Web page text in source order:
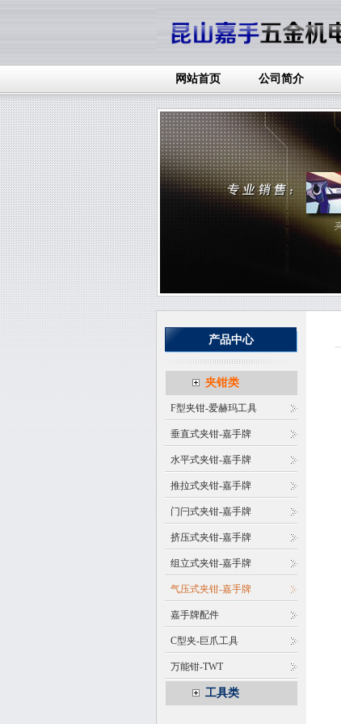
网站首页 公司简介
产品中心
夹钳类
F型夹钳-爱赫玛工具
垂直式夹钳-嘉手牌
水平式夹钳-嘉手牌
推拉式夹钳-嘉手牌
门闩式夹钳-嘉手牌
挤压式夹钳-嘉手牌
组立式夹钳-嘉手牌
气压式夹钳-嘉手牌
嘉手牌配件
C型夹-巨爪工具
万能钳-TWT
工具类